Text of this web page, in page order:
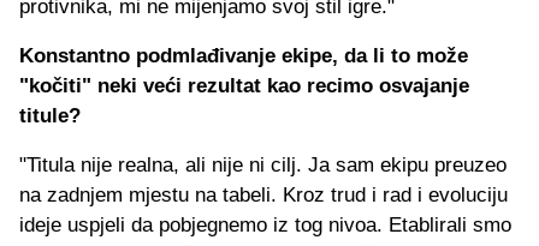
protivnika, mi ne mijenjamo svoj stil igre."
Konstantno podmlađivanje ekipe, da li to može
"kočiti" neki veći rezultat kao recimo osvajanje
titule?
"Titula nije realna, ali nije ni cilj. Ja sam ekipu preuzeo
na zadnjem mjestu na tabeli. Kroz trud i rad i evoluciju
ideje uspjeli da pobjegnemo iz tog nivoa. Etablirali smo